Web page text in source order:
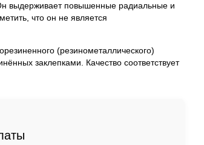
выдерживает повышенные радиальные и
что он не является
(резинометаллического)
заклепками. Качество соответствует